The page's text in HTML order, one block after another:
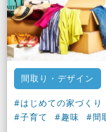
間取り・デザイン
#はじめての家づくり
#子育て
#趣味 #間